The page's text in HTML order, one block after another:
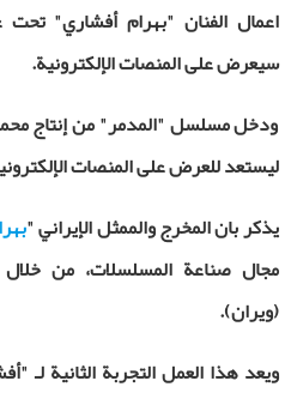
اعمال الفنان "بهرام أفشاري"
سيعرض على المنصات الإلكترونية.
ودخل مسلسل "المدمر" من إنتاج
ليستعد للعرض على المنصات
يذكر بان المخرج والممثل الإيراني "
مجال صناعة المسلسلات، من خلال
(ويران).
ويعد هذا العمل التجربة الثانية لـ